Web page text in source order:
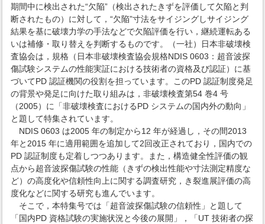
期間中に検出された“欠陥”（検出されたきずを評価して欠陥と判
断されたもの）に対して，“欠陥”寸法をサイジングしサイジング
結果を基に破壊力学の手法などで欠陥評価を行い，継続運転ある
いは補修・取り替えを判断するものです。（一社）日本非破壊検
査協会は，規格（日本非破壊検査協会規格NDIS 0603：超音波探
傷試験システムの性能実証における技術者の資格及び認証）に基
づいてPD 認証機関の役割を担っています。このPD 認証制度発足
の背景や発足に向けた取り組みは，非破壊検査第54 巻4 号
（2005）に「非破壊検査におけるPD システムの国内外の動向」
と題して特集されています。
NDIS 0603 は2005 年の制定から12 年が経過し，その間2013
年と2015 年に適用範囲を追加して2回改正されており，国内での
PD 認証制度も定着しつつあります。また，構造健全性評価の観
点から超音波探傷試験の性能（きずの検出性能や寸法測定精度な
ど）の高度化や信頼性向上に関する調査研究，き裂進展評価の高
度化などに関する研究も進んでいます。
そこで，本特集号では「超音波探傷試験の信頼性」と題して
「国内PD 資格試験の実施状況と今後の展開」，「UT 技術者の探